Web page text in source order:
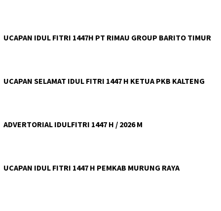
UCAPAN IDUL FITRI 1447H PT RIMAU GROUP BARITO TIMUR
UCAPAN SELAMAT IDUL FITRI 1447 H KETUA PKB KALTENG
ADVERTORIAL IDULFITRI 1447 H / 2026 M
UCAPAN IDUL FITRI 1447 H PEMKAB MURUNG RAYA